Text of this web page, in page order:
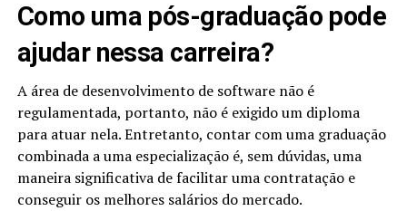
Como uma pós-graduação pode
ajudar nessa carreira?
A área de desenvolvimento de software não é
regulamentada, portanto, não é exigido um diploma
para atuar nela. Entretanto, contar com uma graduação
combinada a uma especialização é, sem dúvidas, uma
maneira significativa de facilitar uma contratação e
conseguir os melhores salários do mercado.